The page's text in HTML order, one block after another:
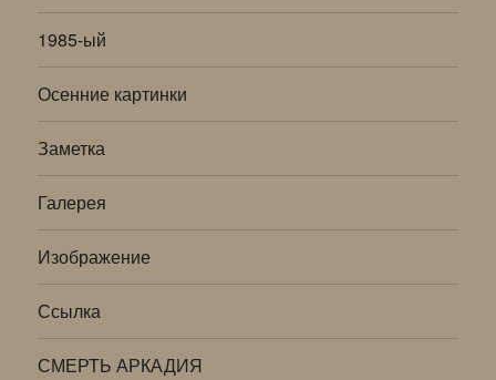
1985-ый
Осенние картинки
Заметка
Галерея
Изображение
Ссылка
СМЕРТЬ АРКАДИЯ